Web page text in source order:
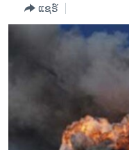
ເອເຊຍ
ອິດສະຫຼະພາບດ້ານການຂ່າວ
ຊຸມຊົນຊາວລາວ
ວິທະຍາສາດ-ເທັກໂນໂລຈີ
ທຸລະກິດ
ແຊຣ໌